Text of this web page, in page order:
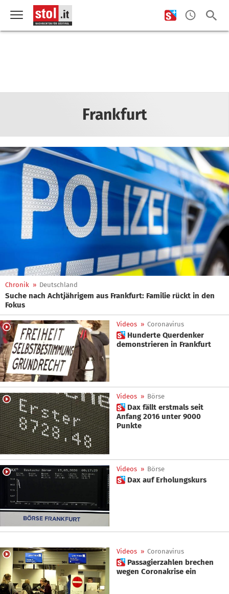
Frankfurt
Chronik » Deutschland
Suche nach Achtjährigem aus Frankfurt: Familie rückt in den
Fokus
Videos » Coronavirus
 Hunderte Querdenker
demonstrieren in Frankfurt
Videos » Börse
 Dax fällt erstmals seit
Anfang 2016 unter 9000
Punkte
Videos » Börse
 Dax auf Erholungskurs
Videos » Coronavirus
 Passagierzahlen brechen
wegen Coronakrise ein